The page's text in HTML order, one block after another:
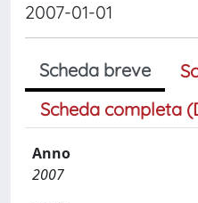
2007-01-01
Scheda breve
Scheda completa
Anno
2007